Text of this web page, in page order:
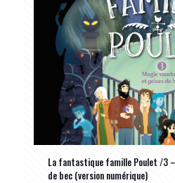
La fantastique famille Poulet /3
de bec (version numérique)